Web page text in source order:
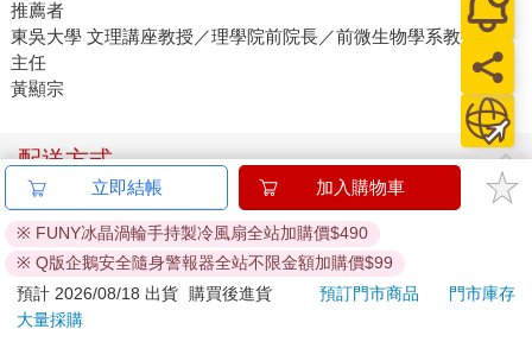
推薦者
東吳大學 文理講座教授／理學院前院長／前微生物學系教授兼系
主任
黃顯宗
配送方式
台灣
國內宅配：本島、離島
到店取貨：
不限金額免運費
立即結帳 加入購物車
※ FUNY冰晶渦輪手持製冷風扇全站加購價$490
※ Q版企鵝安全隨身警報器全站不限金額加購價$99
預計 2026/08/18 出貨
購買後進貨 預訂門市商品
門市庫存
大量採購